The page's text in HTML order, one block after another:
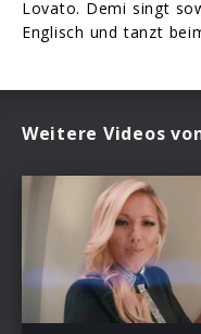
Lovato. Demi singt
Englisch und tanzt
Weitere Videos